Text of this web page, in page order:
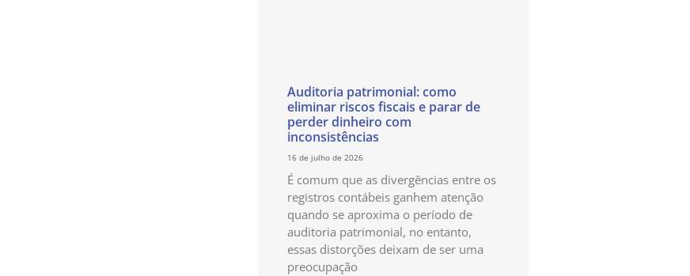
Auditoria patrimonial: como
eliminar riscos fiscais e parar de
perder dinheiro com
inconsistências
16 de julho de 2026
É comum que as divergências entre os
registros contábeis ganhem atenção
quando se aproxima o período de
auditoria patrimonial, no entanto,
essas distorções deixam de ser uma
preocupação